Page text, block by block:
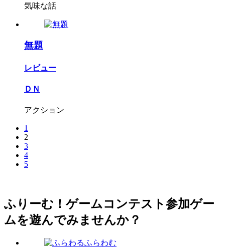
気味な話
無題
レビュー
ＤＮ
アクション
1
2
3
4
5
ふりーむ！ゲームコンテスト参加ゲー
ムを遊んでみませんか？